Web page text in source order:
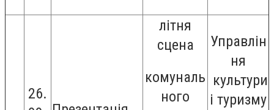
26.
літня
сцена
комуналь
ного
Управлін
ня
культури
і туризму